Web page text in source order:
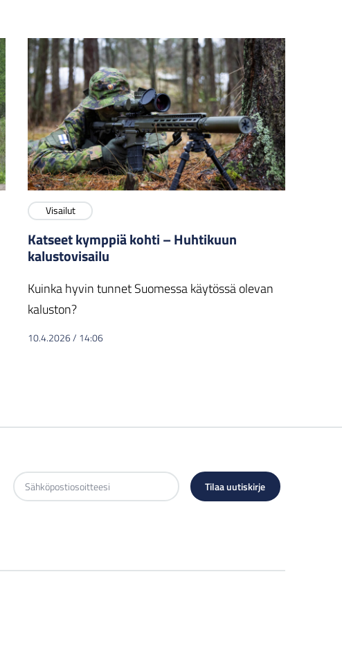
Visailut
Katseet kymppiä kohti – Huhtikuun
kalustovisailu
Kuinka hyvin tunnet Suomessa käytössä olevan
kaluston?
10.4.2026/ 14:06